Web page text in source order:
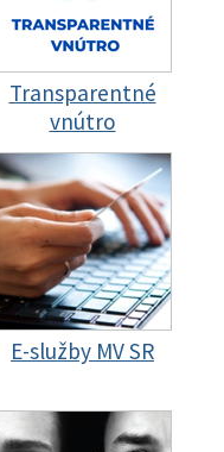
Transparentné
vnútro
E-služby MV SR